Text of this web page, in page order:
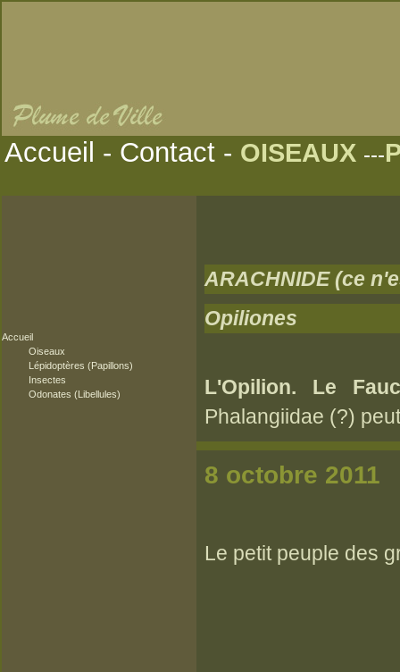
Accueil - Contact- OISEAUX ---
Accueil
Oiseaux
Lépidoptères (Papillons)
Insectes
Odonates (Libellules)
ARACHNIDE (ce
Opiliones
L'Opilion. Le
Phalangiidae (?)
8 octobre 2011
Le petit peuple des